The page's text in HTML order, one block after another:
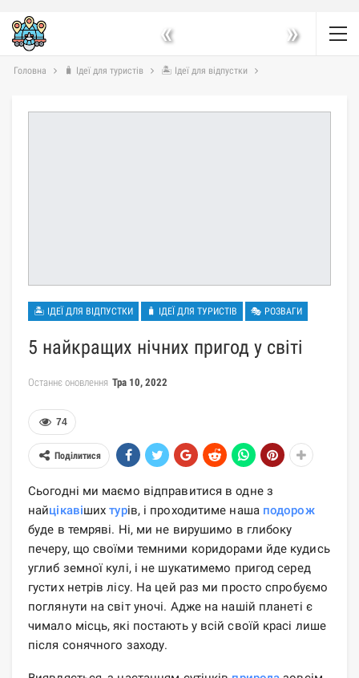
« »
Головна 🧳 Ідеї для туристів 🏝 Ідеї для відпустки
🏝 ІДЕЇ ДЛЯ ВІДПУСТКИ 🧳 ІДЕЇ ДЛЯ ТУРИСТІВ 🎭 РОЗВАГИ
5 найкращих нічних пригод у світі
Останнє оновлення Тра 10, 2022
74
Поділитися
Сьогодні ми маємо відправитися в одне з
найцікавішихтурів, і проходитиме наша подорож
буде в темряві. Ні, ми не вирушимо в глибоку
печеру, що своїми темними коридорами йде кудись
углиб земної кулі, і не шукатимемо пригод серед
густих нетрів лісу. На цей раз ми просто спробуємо
поглянути на світ уночі. Адже на нашій планеті є
чимало місць, які постають у всій своїй красі лише
після сонячного заходу.